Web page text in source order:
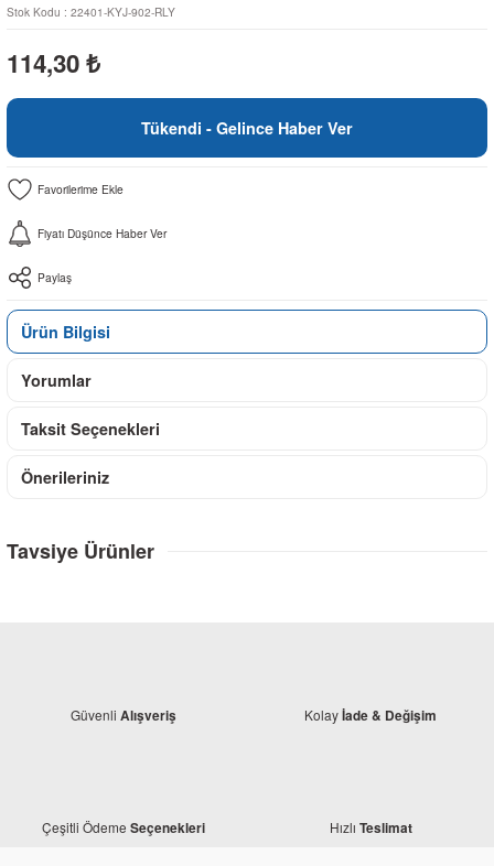
Stok Kodu : 22401-KYJ-902-RLY
114,30 ₺
Tükendi - Gelince Haber Ver
Fiyatı Düşünce Haber Ver
Paylaş
Ürün Bilgisi
Yorumlar
Taksit Seçenekleri
Önerileriniz
Tavsiye Ürünler
Güvenli Alışveriş Kolayİade & Değişim
Çeşitli Ödeme Seçenekleri Hızlı Teslimat